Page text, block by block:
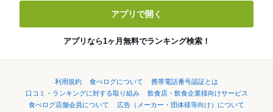
アプリで開く
アプリなら1ヶ月無料でランキング検索！
利用規約 食べログについて
携帯電話番号認証とは
口コミ・ランキングに対する取り組み
飲食店・飲食企業様向けサービス
食べログ店舗会員について
広告（メーカー・団体様等向け）について